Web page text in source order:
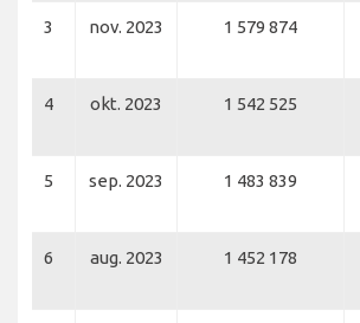
3 nov. 2023 1 579 874
4 okt. 2023 1 542 525
5 sep. 2023 1 483 839
6 aug. 2023 1 452 178